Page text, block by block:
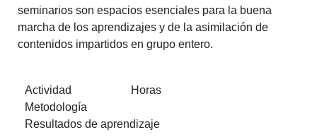
seminarios son espacios esenciales para la buena
marcha de los aprendizajes y de la asimilación de
contenidos impartidos en grupo entero.
Actividad Horas
Metodología
Resultados de aprendizaje